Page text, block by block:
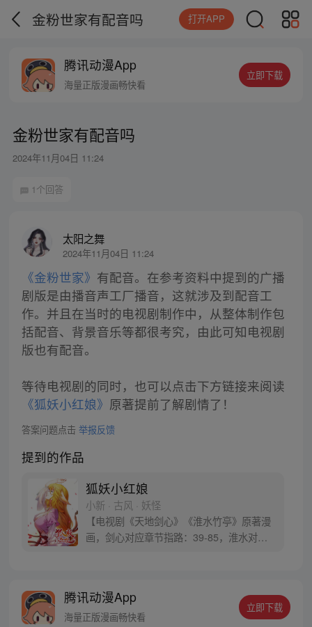
金粉世家有配音吗 打开APP
腾讯动漫App
海量正版漫画畅快看
立即下载
金粉世家有配音吗
2024年11月04日 11:24
1个回答
太阳之舞
2024年11月04日 11:24
《金粉世家》 有配音。在参考资料中提到的广播
剧版是由播音声工厂播音，这就涉及到配音工
作。并且在当时的电视剧制作中，从整体制作包
括配音、背景音乐等都很考究，由此可知电视剧
版也有配音。
等待电视剧的同时，也可以点击下方链接来阅读
《狐妖小红娘》 原著提前了解剧情了！
答案问题点击 举报反馈
提到的作品
狐妖小红娘
小新 · 古风 · 妖怪
【电视剧《天地剑心》《淮水竹亭》原著漫
画，剑心对应章节指路：39-85，淮水对应
腾讯动漫App
海量正版漫画畅快看
立即下载